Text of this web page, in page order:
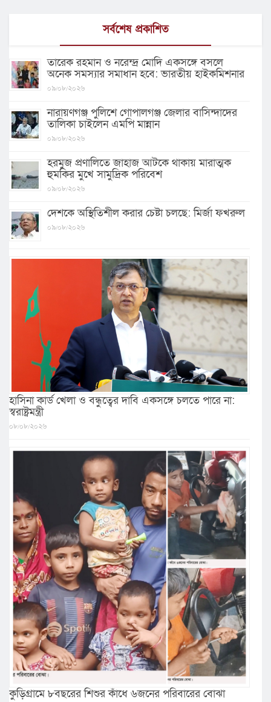
সর্বশেষ প্রকাশিত
তারেক রহমান ও নরেন্দ্র মোদি একসঙ্গে বসলে
অনেক সমস্যার সমাধান হবে: ভারতীয় হাইকমিশনার
০৯/০৮/২০২৬
নারায়ণগঞ্জ পুলিশে গোপালগঞ্জ জেলার বাসিন্দাদের
তালিকা চাইলেন এমপি মান্নান
০৯/০৮/২০২৬
হরমুজ প্রণালিতে জাহাজ আটকে থাকায় মারাত্মক
হুমকির মুখে সামুদ্রিক পরিবেশ
০৯/০৮/২০২৬
দেশকে অস্থিতিশীল করার চেষ্টা চলছে: মির্জা ফখরুল
০৯/০৮/২০২৬
হাসিনা কার্ড খেলা ও বন্ধুত্বের দাবি একসঙ্গে চলতে পারে না:
স্বরাষ্ট্রমন্ত্রী
০৮/০৮/২০২৬
কুড়িগ্রামে ৮বছরের শিশুর কাঁধে ৬জনের পরিবারের বোঝা